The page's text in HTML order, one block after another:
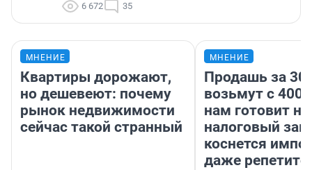
6 672 35
МНЕНИЕ
Квартиры дорожают,
но дешевеют: почему
рынок недвижимости
сейчас такой странный
МНЕНИЕ
Продашь за
возьмут с
нам готовит
налоговый
коснется
даже